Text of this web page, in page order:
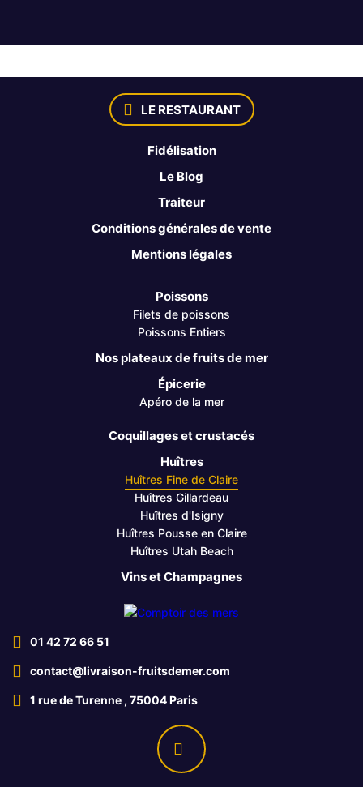
LE RESTAURANT
Fidélisation
Le Blog
Traiteur
Conditions générales de vente
Mentions légales
Poissons
Filets de poissons
Poissons Entiers
Nos plateaux de fruits de mer
Épicerie
Apéro de la mer
Coquillages et crustacés
Huîtres
Huîtres Fine de Claire
Huîtres Gillardeau
Huîtres d'Isigny
Huîtres Pousse en Claire
Huîtres Utah Beach
Vins et Champagnes
01 42 72 66 51
contact@livraison-fruitsdemer.com
1 rue de Turenne , 75004 Paris